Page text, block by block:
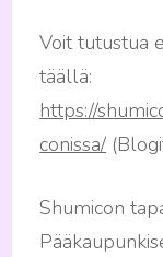
Voit tutustua
täällä:
https://
conissa/
Shumicon